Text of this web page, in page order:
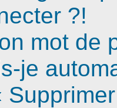
?!
mot de
je